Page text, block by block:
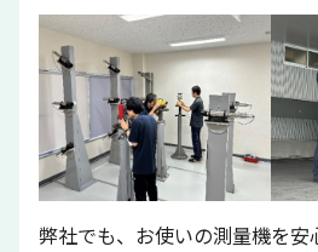
弊社でも、お使いの測量機を安